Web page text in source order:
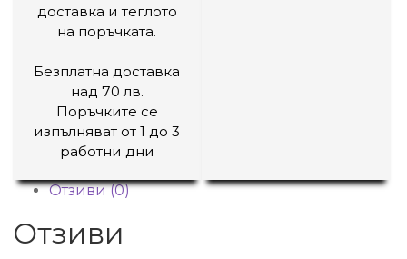
доставка и теглото
на поръчката.
Безплатна доставка
над 70 лв.
Поръчките се
изпълняват от 1 до 3
работни дни
Отзиви (0)
Отзиви